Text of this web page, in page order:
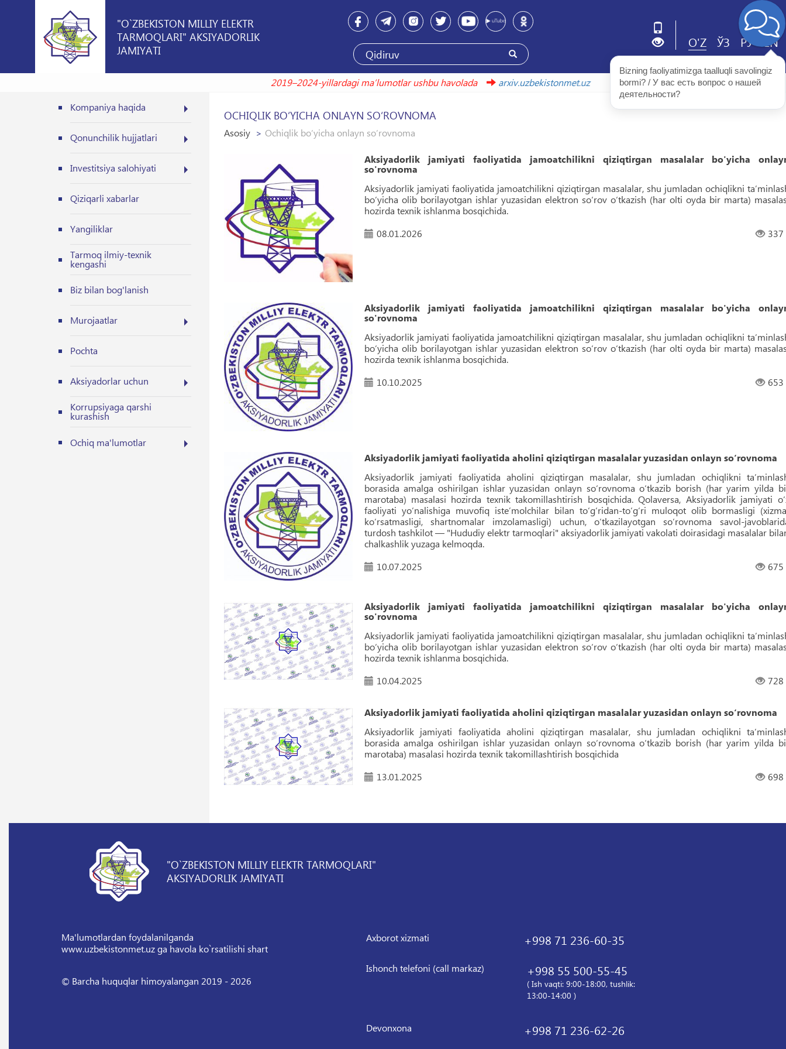
"O`ZBEKISTON MILLIY ELEKTR
TARMOQLARI" AKSIYADORLIK
JAMIYATI
O'Z ЎЗ РУ EN
2019–2024-yillardagi maʼlumotlar ushbu havolada
arxiv.uzbekistonmet.uz
Kompaniya haqida
Qonunchilik hujjatlari
Investitsiya salohiyati
Qiziqarli xabarlar
Yangiliklar
Tarmoq ilmiy-texnik
kengashi
Biz bilan bog'lanish
Murojaatlar
Pochta
Aksiyadorlar uchun
Korrupsiyaga qarshi
kurashish
Ochiq ma'lumotlar
OCHIQLIK BO‘YICHA ONLAYN SO‘ROVNOMA
Asosiy Ochiqlik bo‘yicha onlayn so‘rovnoma
Aksiyadorlik jamiyati faoliyatida jamoatchilikni qiziqtirgan masalalar bo'yicha
so'rovnoma
Aksiyadorlik jamiyati faoliyatida jamoatchilikni qiziqtirgan masalalar, shu jumladan ochiqlikni
bo‘yicha olib borilayotgan ishlar yuzasidan elektron so‘rov o‘tkazish (har olti oyda bir marta)
hozirda texnik ishlanma bosqichida.
08.01.2026
337
Aksiyadorlik jamiyati faoliyatida jamoatchilikni qiziqtirgan masalalar bo'yicha
so'rovnoma
Aksiyadorlik jamiyati faoliyatida jamoatchilikni qiziqtirgan masalalar, shu jumladan ochiqlikni
bo‘yicha olib borilayotgan ishlar yuzasidan elektron so‘rov o‘tkazish (har olti oyda bir marta)
hozirda texnik ishlanma bosqichida.
10.10.2025
653
Aksiyadorlik jamiyati faoliyatida aholini qiziqtirgan masalalar yuzasidan onlayn so‘rovnoma
Aksiyadorlik jamiyati faoliyatida aholini qiziqtirgan masalalar, shu jumladan ochiqlikni
borasida amalga oshirilgan ishlar yuzasidan onlayn so‘rovnoma o‘tkazib borish (har yarim yilda
marotaba) masalasi hozirda texnik takomillashtirish bosqichida. Qolaversa, Aksiyadorlik jamiyati
faoliyati yo‘nalishiga muvofiq isteʼmolchilar bilan to‘g‘ridan-to‘g‘ri muloqot olib bormasligi
ko‘rsatmasligi, shartnomalar imzolamasligi) uchun, o‘tkazilayotgan so‘rovnoma savol-
turdosh tashkilot — "Hududiy elektr tarmoqlari" aksiyadorlik jamiyati vakolati doirasidagi masalalar
chalkashlik yuzaga kelmoqda.
10.07.2025
675
Aksiyadorlik jamiyati faoliyatida jamoatchilikni qiziqtirgan masalalar bo'yicha
so'rovnoma
Aksiyadorlik jamiyati faoliyatida jamoatchilikni qiziqtirgan masalalar, shu jumladan ochiqlikni
bo‘yicha olib borilayotgan ishlar yuzasidan elektron so‘rov o‘tkazish (har olti oyda bir marta)
hozirda texnik ishlanma bosqichida.
10.04.2025
728
Aksiyadorlik jamiyati faoliyatida aholini qiziqtirgan masalalar yuzasidan onlayn so‘rovnoma
Aksiyadorlik jamiyati faoliyatida aholini qiziqtirgan masalalar, shu jumladan ochiqlikni
borasida amalga oshirilgan ishlar yuzasidan onlayn so‘rovnoma o‘tkazib borish (har yarim yilda
marotaba) masalasi hozirda texnik takomillashtirish bosqichida
13.01.2025
698
"O`ZBEKISTON MILLIY ELEKTR TARMOQLARI"
AKSIYADORLIK JAMIYATI
Ma'lumotlardan foydalanilganda
www.uzbekistonmet.uz ga havola ko`rsatilishi shart
© Barcha huquqlar himoyalangan 2019 - 2026
Axborot xizmati +998 71 236-60-35
Ishonch telefoni (call markaz) +998 55 500-55-45
( Ish vaqti: 9:00-18:00, tushlik:
13:00-14:00 )
Devonxona +998 71 236-62-26
Bizning faoliyatimizga taalluqli savolingiz
bormi? / У вас есть вопрос о нашей
деятельности?